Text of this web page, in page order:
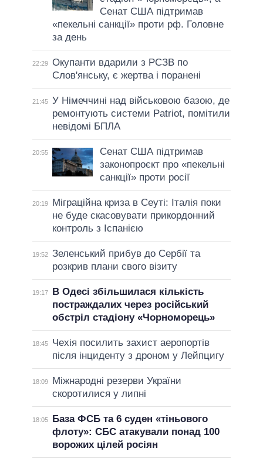
Сенат США підтримав
«пекельні санкції» проти рф. Головне
за день
22:29 Окупанти вдарили з РСЗВ по
Слов'янську, є жертва і поранені
21:45 У Німеччині над військовою базою, де
ремонтують системи Patriot, помітили
невідомі БПЛА
20:55
Сенат США підтримав
законопроєкт про «пекельні
санкції» проти росії
20:19
Міграційна криза в Сеуті: Італія поки
не буде скасовувати прикордонний
контроль з Іспанією
19:52 Зеленський прибув до Сербії та
розкрив плани свого візиту
19:17
В Одесі збільшилася кількість
постраждалих через російський
обстріл стадіону «Чорноморець»
18:45
Чехія посилить захист аеропортів
після інциденту з дроном у Лейпцигу
18:09
Міжнародні резерви України
скоротилися у липні
18:05
База ФСБ та 6 суден «тіньового
флоту»: СБС атакували понад 100
ворожих цілей росіян